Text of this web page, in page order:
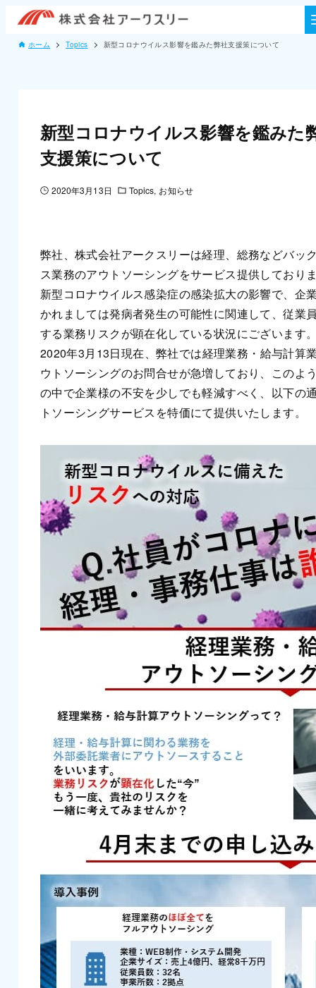
ホーム Topics 新型コロナウイルス影響を鑑みた弊社支援策について
新型コロナウイルス影響を鑑みた
支援策について
2020年3月13日 Topics お知らせ
弊社、株式会社アークスリーは経理、総務などバッ
ス業務のアウトソーシングをサービス提供しており
新型コロナウイルス感染症の感染拡大の影響で、企
かれましては発病者発生の可能性に関連して、従業
する業務リスクが顕在化している状況にございます
2020年3月13日現在、弊社では経理業務・給与計算
ウトソーシングのお問合せが急増しており、このよ
の中で企業様の不安を少しでも軽減すべく、以下の
トソーシングサービスを特価にて提供いたします。